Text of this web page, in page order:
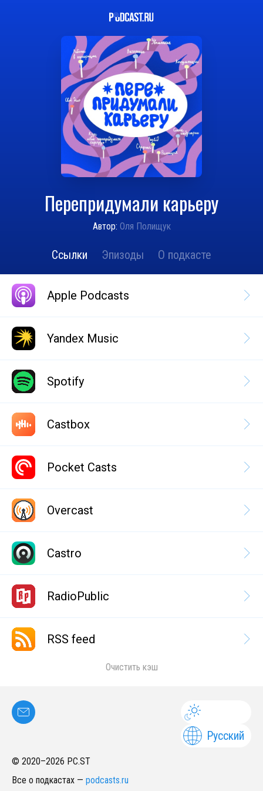
Перепридумали карьеру
Автор: Оля Полищук
Ссылки Эпизоды О подкасте
Apple Podcasts
Yandex Music
Spotify
Castbox
Pocket Casts
Overcast
Castro
RadioPublic
RSS feed
Очистить кэш
Русский
© 2020–2026 PC.ST
Все о подкастах — podcasts.ru